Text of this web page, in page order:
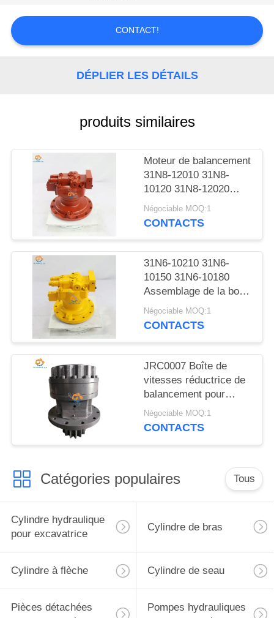
NOUS
CONTACTER
NOUVELLES
AFFAIRES
POLITIQUE
CONFIDENTIALITÉ
CONTACT!
DÉPLIER LES DÉTAILS
produits similaires
Moteur de balancement
31N8-12010 31N8-
10120 31N8-12020
pour excavatrice
Hyundai R305-7
Négociable MOQ:1
CONTACTS
31N6-10210 31N6-
10150 31N6-10180
Assemblage de la boîte
de vitesses du moteur
rotatif de l'excavatrice
Négociable MOQ:1
CONTACTS
JRC0007 Boîte de
vitesses réductrice de
balancement pour
excavatrice pour
appareil réducteur JCB
Négociable MOQ:1
CONTACTS
Catégories populaires Tous
Cylindre hydraulique
pour excavatrice
Cylindre de bras
Cylindre à flèche Cylindre de seau
Pièces détachées
Pompes hydrauliques